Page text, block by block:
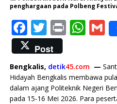
penghargaan pada Polbeng
F
a
c
e
b
T
w
it
te
r
P
t
W
s
A
G
l
Post
Bengkalis, detik45.com —
Hidayah Bengkalis membawa
dalam ajang Politeknik Negeri
pada 15-16 Mei 2026. Para